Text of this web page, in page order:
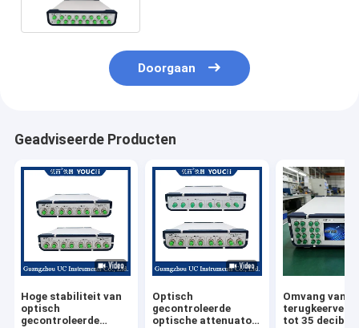
Doorgaan
Geadviseerde Producten
Hoge stabiliteit van
optisch
gecontroleerde
Optisch
gecontroleerde
optische attenuator
Omvang van
tot 35 decibel